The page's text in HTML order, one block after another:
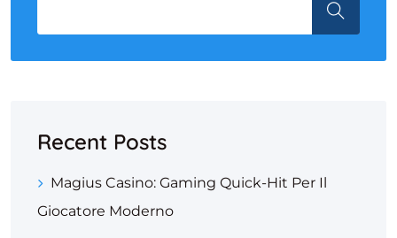
Recent Posts
Magius Casino: Gaming Quick‑Hit Per Il
Giocatore Moderno